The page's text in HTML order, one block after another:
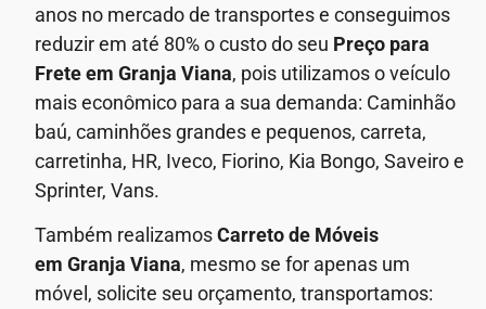
anos no mercado de transportes e conseguimos
reduzir em até 80% o custo do seu Preço para
Frete em Granja Viana, pois utilizamos o veículo
mais econômico para a sua demanda: Caminhão
baú, caminhões grandes e pequenos, carreta,
carretinha, HR, Iveco, Fiorino, Kia Bongo, Saveiro e
Sprinter, Vans.
Também realizamosCarreto de Móveis
em Granja Viana, mesmo se for apenas um
móvel, solicite seu orçamento, transportamos: